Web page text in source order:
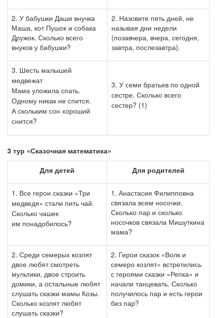
2. У бабушки Даши внучка
Маша, кот Пушок и собака
Дружок. Сколько всего
внуков у бабушки?
2. Назовите пять дней, не
называя дни недели
(позавчера, вчера, сегодня,
завтра, послезавтра).
3. Шесть малышей
медвежат
Мама уложила спать.
Одному никак не спится.
А скольким сон хороший
снится?
3. У семи братьев по одной
сестре. Сколько всего
сестер? (1)
3 тур «Сказочная математика»
Для детей
Для родителей
1. Все герои сказки «Три
медведя» стали пить чай.
Сколько чашек
им понадобилось?
1. Анастасия Филипповна
связала всем носочки.
Сколько пар и сколько
носочков связала Мишуткина
мама?
2. Среди семерых козлят
двое любят смотреть
мультики, двое строить
домики, а остальные любят
слушать сказки мамы Козы.
Сколько козлят любят
слушать сказки?
2. Герои сказок «Волк и
семеро козлят» встретились
с героями сказки «Репка» и
начали танцевать. Сколько
получилось пар и есть герои
без пар?